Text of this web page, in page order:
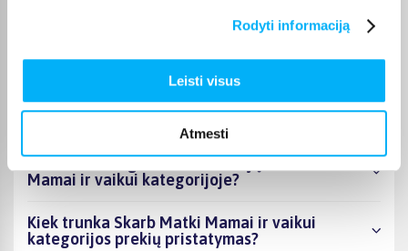
Rodyti informaciją
Leisti visus
Atmesti
Kokie Skarb Matki Mamai ir vaikui kategorijoje
Kiek prekių yra Skarb Matki Mamai ir vaikui
kategorijos asortimente ir kokia žemiausia
Ar BIGBOX.LT galima rasti akcijų Skarb Matki
Mamai ir vaikui kategorijoje?
Kiek trunka Skarb Matki Mamai ir vaikui
kategorijos prekių pristatymas?